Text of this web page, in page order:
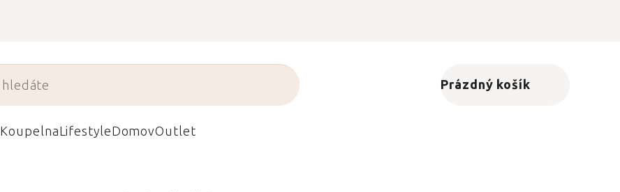
Nákupní košík
Prázdný košík
KoupelnaLifestyleDomovOutlet